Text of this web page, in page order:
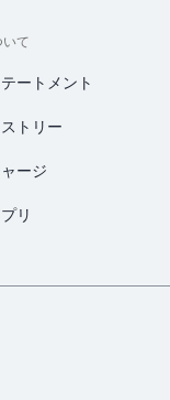
いて
ートメント
トリー
ージ
リ